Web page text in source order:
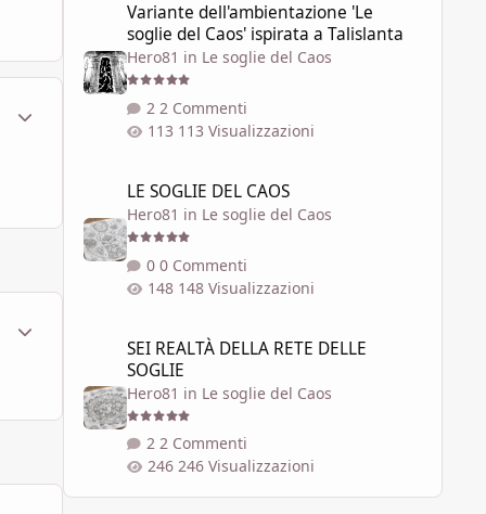
Statistiche Autore
Variante dell'ambientazione 'Le
soglie del Caos' ispirata a Talislanta
Hero81 in Le soglie del Caos
2 Commenti
113 Visualizzazioni
LE SOGLIE DEL CAOS
Hero81 in Le soglie del Caos
0 Commenti
148 Visualizzazioni
SEI REALTÀ DELLA RETE DELLE
SOGLIE
Hero81 in Le soglie del Caos
2 Commenti
246 Visualizzazioni